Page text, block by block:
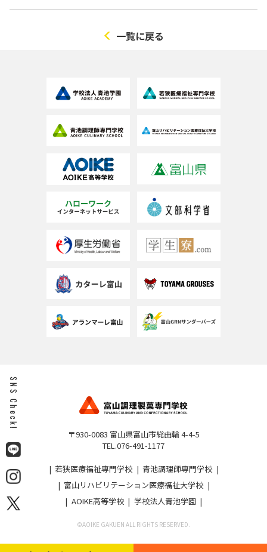
SNS Check!
一覧に戻る
〒930-0083 富山県富山市総曲輪 4-4-5
TEL.076-491-1177
若狭医療福祉専門学校
青池調理師専門学校
富山リハビリテーション医療福祉大学校
AOIKE高等学校
学校法人青池学園
©︎AOIKE GAKUEN ALL RIGHTS RESERVED.